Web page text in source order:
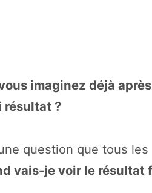
imaginez déjà
résultat ?
question que tous
vais-je voir le résultat